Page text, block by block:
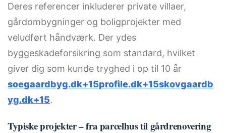
Deres referencer inkluderer private villaer,
gårdombygninger og boligprojekter med
veludført håndværk. Der ydes
byggeskadeforsikring som standard, hvilket
giver dig som kunde tryghed i op til 10 år
soegaardbyg.dk+15profile.dk+15skovgaardb
yg.dk+15.
Typiske projekter – fra parcelhus til gårdrenovering